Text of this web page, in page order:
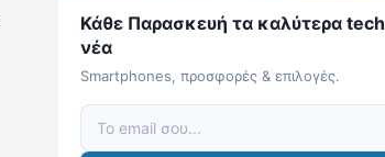
Κάθε Παρασκευή τα καλύτερα tech
νέα
Smartphones, προσφορές & επιλογές.